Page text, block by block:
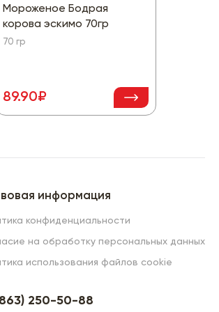
Мороженое Бодрая
корова эскимо 70гр
70 гр
89.90₽
информация
конфиденциальности
на обработку персональных данных
использования файлов cookie
250-50-88